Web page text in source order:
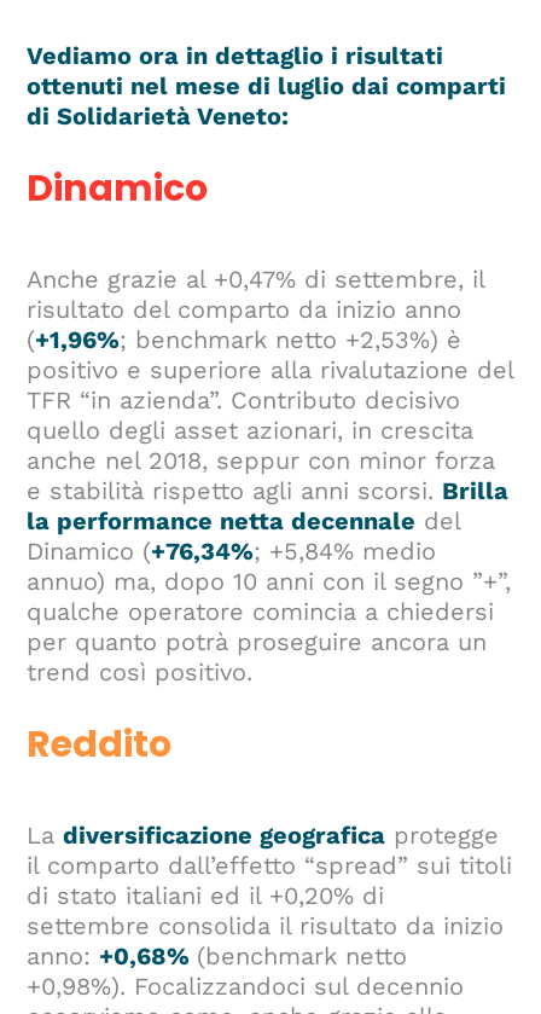
Vediamo ora in dettaglio i risultati
ottenuti nel mese di luglio dai comparti
di Solidarietà Veneto:
Dinamico
Anche grazie al +0,47% di settembre, il
risultato del comparto da inizio anno
(+1,96%; benchmark netto +2,53%) è
positivo e superiore alla rivalutazione del
TFR “in azienda”. Contributo decisivo
quello degli asset azionari, in crescita
anche nel 2018, seppur con minor forza
e stabilità rispetto agli anni scorsi. Brilla
la performance netta decennale del
Dinamico (+76,34%; +5,84% medio
annuo) ma, dopo 10 anni con il segno ”+”,
qualche operatore comincia a chiedersi
per quanto potrà proseguire ancora un
trend così positivo.
Reddito
Ladiversificazione geografica protegge
il comparto dall’effetto “spread” sui titoli
di stato italiani ed il +0,20% di
settembre consolida il risultato da inizio
anno: +0,68% (benchmark netto
+0,98%). Focalizzandoci sul decennio